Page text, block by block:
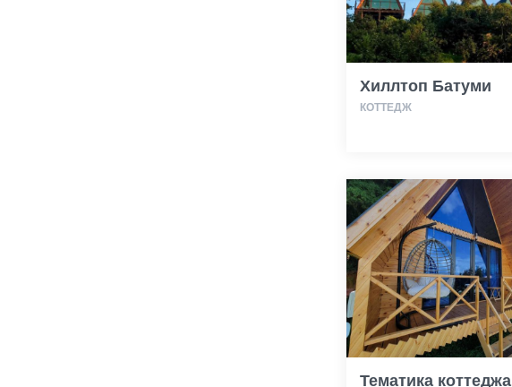
Хиллтоп Батуми
КОТТЕДЖ
Тематика коттеджа